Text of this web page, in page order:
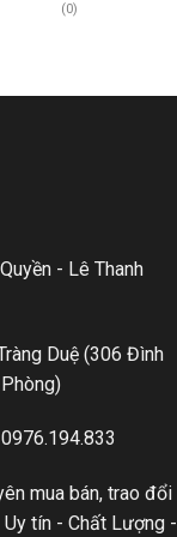
(0)
- Lê Thanh
Duệ (306 Đình
0976.194.833
mua bán, trao đổi
tín - Chất Lượng -